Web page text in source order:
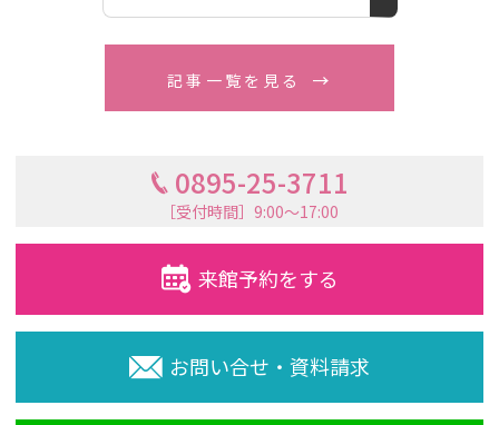
記事一覧を見る
0895-25-3711
［受付時間］9:00〜17:00
来館予約をする
お問い合せ・資料請求